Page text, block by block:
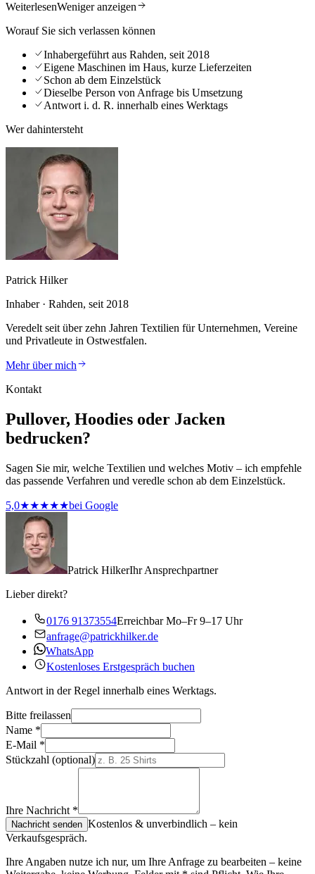
WeiterlesenWeniger anzeigen
Worauf Sie sich verlassen können
Inhabergeführt aus Rahden, seit 2018
Eigene Maschinen im Haus, kurze Lieferzeiten
Schon ab dem Einzelstück
Dieselbe Person von Anfrage bis Umsetzung
Antwort i. d. R. innerhalb eines Werktags
Wer dahintersteht
Patrick Hilker
Inhaber · Rahden, seit 2018
Veredelt seit über zehn Jahren Textilien für Unternehmen, Vereine
und Privatleute in Ostwestfalen.
Mehr über mich
Kontakt
Pullover, Hoodies oder Jacken
bedrucken?
Sagen Sie mir, welche Textilien und welches Motiv – ich empfehle
das passende Verfahren und veredle schon ab dem Einzelstück.
5,0★★★★★bei Google
Patrick HilkerIhr Ansprechpartner
Lieber direkt?
0176 91373554Erreichbar Mo–Fr 9–17 Uhr
anfrage@patrickhilker.de
WhatsApp
Kostenloses Erstgespräch buchen
Antwort in der Regel innerhalb eines Werktags.
Bitte freilassen
Name *
E-Mail *
Stückzahl (optional)
Ihre Nachricht *
Nachricht senden Kostenlos & unverbindlich – kein
Verkaufsgespräch.
Ihre Angaben nutze ich nur, um Ihre Anfrage zu bearbeiten – keine